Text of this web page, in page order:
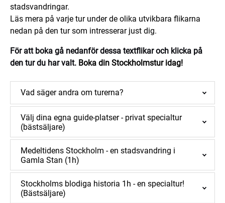
stadsvandringar.
Läs mera på varje tur under de olika utvikbara flikarna
nedan på den tur som intresserar just dig.
För att boka gå nedanför dessa textflikar och klicka på
den tur du har valt. Boka din Stockholmstur idag!
Vad säger andra om turerna?
Välj dina egna guide-platser - privat specialtur
(bästsäljare)
Medeltidens Stockholm - en stadsvandring i
Gamla Stan (1h)
Stockholms blodiga historia 1h - en specialtur!
(Bästsäljare)